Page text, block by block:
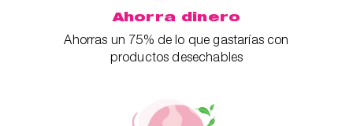
Ahorra dinero
Ahorras un 75% de lo que gastarías con
productos desechables